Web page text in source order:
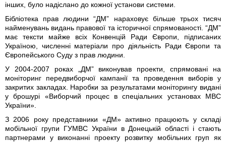
інших, було надіслано до кожної установи системи.
Бібліотека прав людини “ДМ” нараховує більше трьох тисяч
найменувань видань правової та історичної спрямованості. “ДМ”
має тексти майже всіх Конвенцій Ради Європи, підписаних
Україною, численні матеріали про діяльність Ради Європи та
Європейського Суду з прав людини.
У 2004-2007 роках „ДМ” виконував проекти, спрямовані на
моніторинг передвиборчої кампанії та проведення виборів у
закритих закладах. Наробки за результатами моніторингу видані
у брошурі «Виборчий процес в спеціальних установах МВС
України».
З 2006 року представники «ДМ» активно працюють у складі
мобільної групи ГУМВС України в Донецькій області і стають
партнерами у виконанні проекту розвитку мобільних груп як